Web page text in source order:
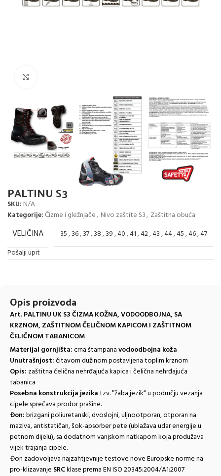
PALTINU S3
SKU: N/A
Kategorije:Čizme i gležnjače, Nivo zaštite S3, Zaštitna obuća
VELIČINA 35,36,37,38,39,40,41,42,43,44,45,46,47
Pošalji upit
Opis proizvoda
Art. PALTINU UK S3 ČIZMA KOŽNA, VODOODBOJNA, SA
KRZNOM, ZAŠTITNOM ČELIČNOM KAPICOM I ZAŠTITNOM
ČELIČNOM TABANICOM
Materijal gornjišta:crna štampanavodoodbojna koža
Unutrašnjost:čitavom dužinom postavljena toplim krznom
Opis: zaštitna čelična nehrđajuća kapica i čelična nehrđajuća
tabanica
Posebna konstrukcija jezikatzv. ʺžaba jezik“ u području vezanja
cipele sprečava prodor prašine.
Đon:brizgani poliuretanski, dvoslojni, uljnootporan, otporan na
maziva, antistatičan, šok-apsorber pete (ublažava udar energije u
petnom dijelu), sa dodatnom vanjskom natkapom koja produžava
vijek trajanja cipele.
Đon zadovoljava najzahtjevnije testove nove Europske norme na
pro-klizavanje SRCklase prema EN ISO 20345:2004/A1:2007